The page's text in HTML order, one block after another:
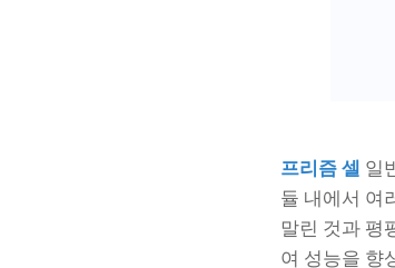
프리즘 셀 일
듈 내에서 여
말린 것과 평
여 성능을 향